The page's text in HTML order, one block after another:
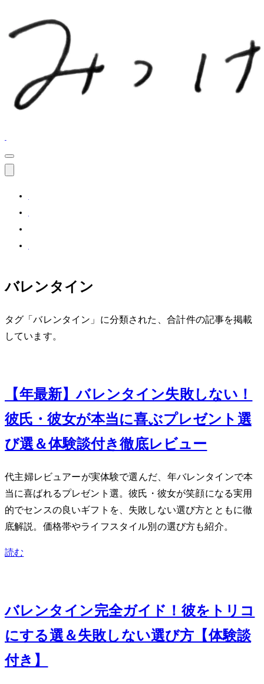
バレンタイン
タグ「バレンタイン」に分類された、合計 4 件の記事を掲載
しています。
【2024年最新】バレンタイン失敗しない！
彼氏・彼女が本当に喜ぶプレゼント選
び5選＆体験談付き徹底レビュー
40代主婦レビュアーが実体験で選んだ、2024年バレンタインで本
当に喜ばれるプレゼント5選。彼氏・彼女が笑顔になる実用
的でセンスの良いギフトを、失敗しない選び方とともに徹
底解説。価格帯やライフスタイル別の選び方も紹介。
読む
バレンタイン2024完全ガイド！彼をトリコ
にする10選＆失敗しない選び方【体験談
付き】